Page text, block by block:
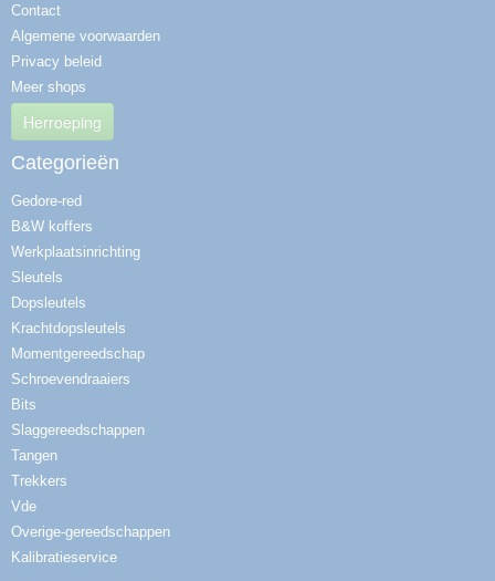
Contact
Algemene voorwaarden
Privacy beleid
Meer shops
Herroeping
Categorieën
Gedore-red
B&W koffers
Werkplaatsinrichting
Sleutels
Dopsleutels
Krachtdopsleutels
Momentgereedschap
Schroevendraaiers
Bits
Slaggereedschappen
Tangen
Trekkers
Vde
Overige-gereedschappen
Kalibratieservice